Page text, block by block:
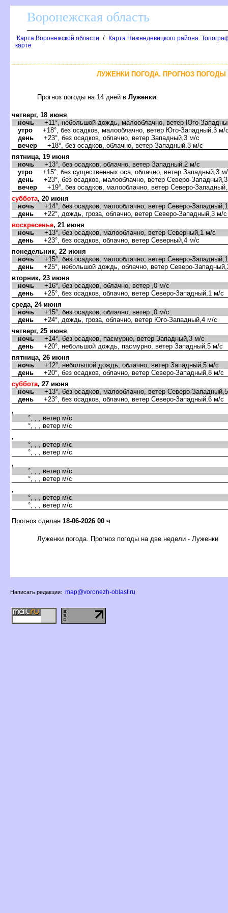
оронежская область
Карта Воронежской области /
Карта Нижнедевицкого района.
карте
ЛУЖЕНКИ ПОГОДА. ПРОГНОЗ ПОГОДЫ
Прогноз погоды на 14 дней Луженки:
четверг, 18 июня
ночь +11°, небольшой дождь, малооблачно, ветер Юго-
утро +18°, без осадков, малооблачно, ветер Юго-Западный,3 м/
день +23°, без осадков, облачно, ветер Западный,3 м/с
ечер +18°, без осадков, облачно, ветер Западный,3 м/с
пятница, 19 июня
ночь +13°, без осадков, облачно, ветер Западный,2 м/с
утро +15°, без существенных оса, облачно, ветер Западный,3
день +23°, без осадков, малооблачно, ветер Северо-
ечер +19°, без осадков, малооблачно, ветер Северо-
суббота, 20 июня
ночь +14°, без осадков, малооблачно, ветер Северо-
день +22°, дождь, гроза, облачно, ветер Северо-Западный,3 м/с
оскресенье, 21 июня
ночь +13°, без осадков, малооблачно, ветер Северный,1 м/с
день +23°, без осадков, облачно, ветер Северный,4 м/с
понедельник, 22 июня
ночь +15°, без осадков, малооблачно, ветер Северо-
день +25°, небольшой дождь, облачно, ветер Северо-
торник, 23 июня
ночь +16°, без осадков, облачно, ветер ,0 м/с
день +25°, без осадков, облачно, ветер Северо-Западный,1 м/с
среда, 24 июня
ночь +15°, без осадков, облачно, ветер ,0 м/с
день +24°, дождь, гроза, облачно, ветер Юго-Западный,4 м/с
четверг, 25 июня
ночь +14°, без осадков, пасмурно, ветер Западный,3 м/с
день +20°, небольшой дождь, пасмурно, ветер Западный,5 м/с
пятница, 26 июня
ночь +12°, небольшой дождь, облачно, ветер Западный,5 м/с
день +20°, без осадков, облачно, ветер Северо-Западный,8 м/с
суббота, 27 июня
ночь +13°, без осадков, малооблачно, ветер Северо-
день +23°, без осадков, облачно, ветер Северо-Западный,6 м/с
,
°, , , ветер м/с
°, , , ветер м/с
,
°, , , ветер м/с
°, , , ветер м/с
,
°, , , ветер м/с
°, , , ветер м/с
,
°, , , ветер м/с
°, , , ветер м/с
Прогноз сделан 18-06-2026 00 ч
Луженки погода. Прогноз погоды на две недели - Луженки
Написать редакции: map@voronezh-oblast.ru